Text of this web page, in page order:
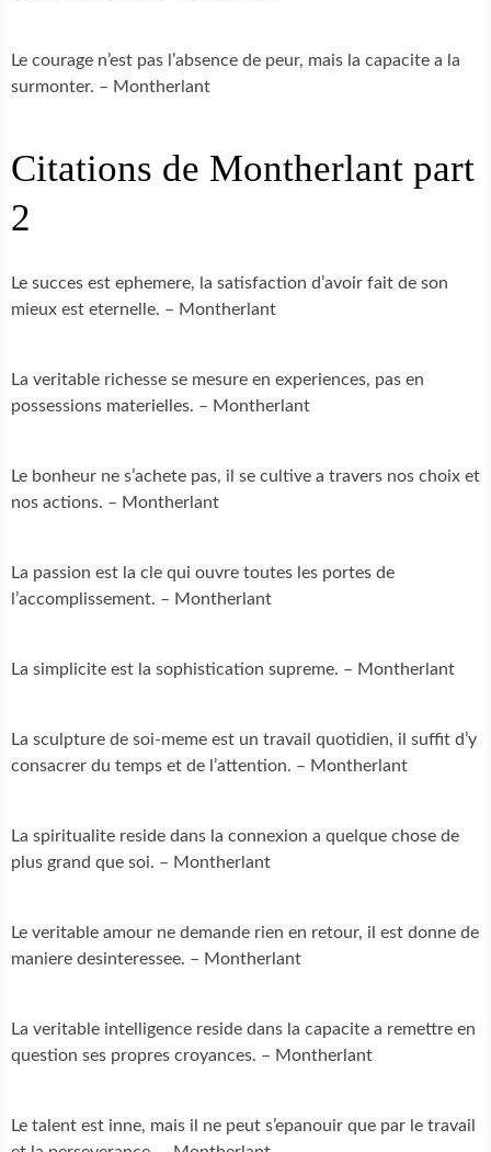
Le courage n’est pas l’absence de peur, mais la capacite a la
surmonter. – Montherlant
Citations de Montherlant part
2
Le succes est ephemere, la satisfaction d’avoir fait de son
mieux est eternelle. – Montherlant
La veritable richesse se mesure en experiences, pas en
possessions materielles. – Montherlant
Le bonheur ne s’achete pas, il se cultive a travers nos choix et
nos actions. – Montherlant
La passion est la cle qui ouvre toutes les portes de
l’accomplissement. – Montherlant
La simplicite est la sophistication supreme. – Montherlant
La sculpture de soi-meme est un travail quotidien, il suffit d’y
consacrer du temps et de l’attention. – Montherlant
La spiritualite reside dans la connexion a quelque chose de
plus grand que soi. – Montherlant
Le veritable amour ne demande rien en retour, il est donne de
maniere desinteressee. – Montherlant
La veritable intelligence reside dans la capacite a remettre en
question ses propres croyances. – Montherlant
Le talent est inne, mais il ne peut s’epanouir que par le travail